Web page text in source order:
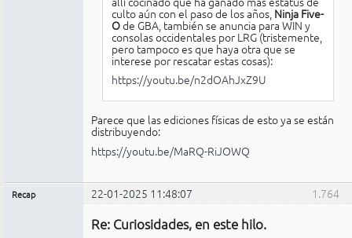
culto aún con el paso de los años, Ninja Five-
Ode GBA, también se anuncia para WIN y
consolas occidentales por LRG (tristemente,
pero tampoco es que haya otra que se
interese por rescatar estas cosas):
https://youtu.be/n2dOAhJxZ9U
Parece que las ediciones físicas de esto ya se están
distribuyendo:
https://youtu.be/MaRQ-RiJOWQ
1.764
Recap 22-01-2025 11:48:07
Re: Curiosidades, en este hilo.